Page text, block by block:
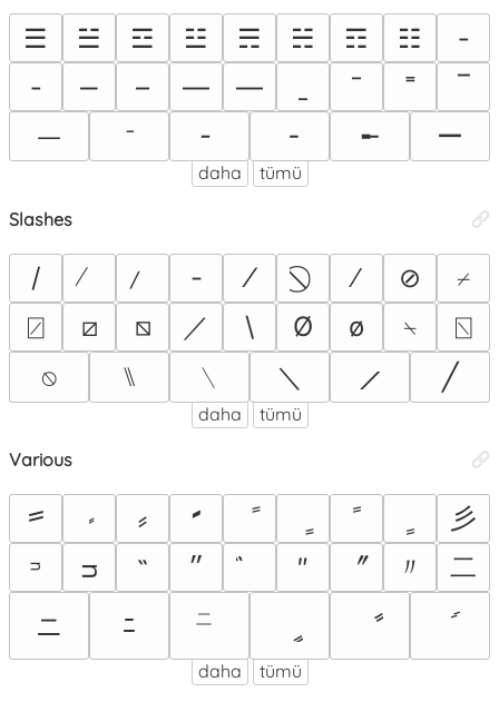
☰ ☱ ☲ ☳ ☴ ☵ ☶ ☷
‐
‑
‒ – — ― ˉ ˭
‾
ᅳ
ᐨ ╴ ╶ ╾ ー
daha tümü
Slashes
/ - ⁄ ∕ ⊘
⌿
⍁
⧄ ⧅ ／ \ Ø ø ⍀
⍂
⍉
⑊ ﹨ ＼ ⟋ ╱
daha tümü
Various
꠴ ⸗ 𝅫 ﹰ
⼺
ᵙ
ᴝ ˶ ״ ″ 〞 〃
⼆
ニ
ﾆ ㆓
daha tümü